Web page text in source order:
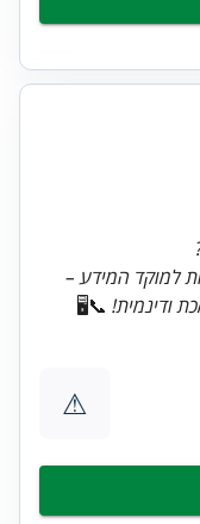
למוקד המידע –
ודינמית! 📞🖥️
⚠